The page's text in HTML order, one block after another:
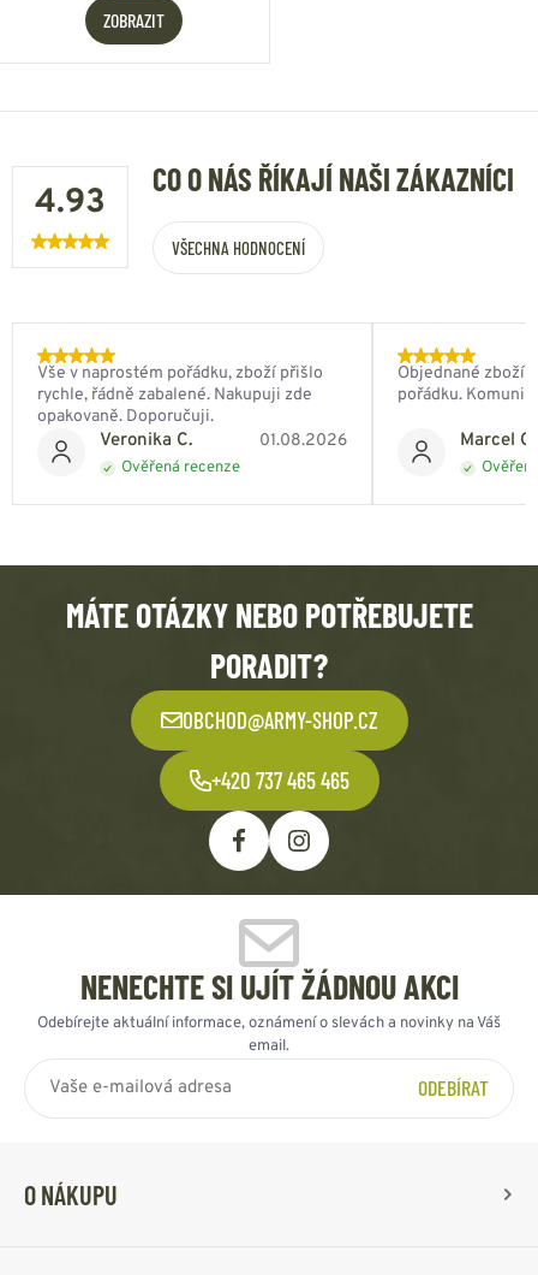
ZOBRAZIT
4.93
CO O NÁS ŘÍKAJÍ NAŠI ZÁKAZNÍCI
VŠECHNA HODNOCENÍ
Veronika C. 01.08.2026
Ověřená recenze
Vše v naprostém pořádku, zboží přišlo
rychle, řádně zabalené. Nakupuji zde
opakovaně. Doporučuji.
Marcel
Objednané zboží
pořádku.
MÁTE OTÁZKY NEBO POTŘEBUJETE
PORADIT?
OBCHOD@ARMY-SHOP.CZ
+420 737 465 465
NENECHTE SI UJÍT ŽÁDNOU AKCI
Odebírejte aktuální informace, oznámení o slevách a novinky na Váš
email.
ODEBÍRAT
O NÁKUPU